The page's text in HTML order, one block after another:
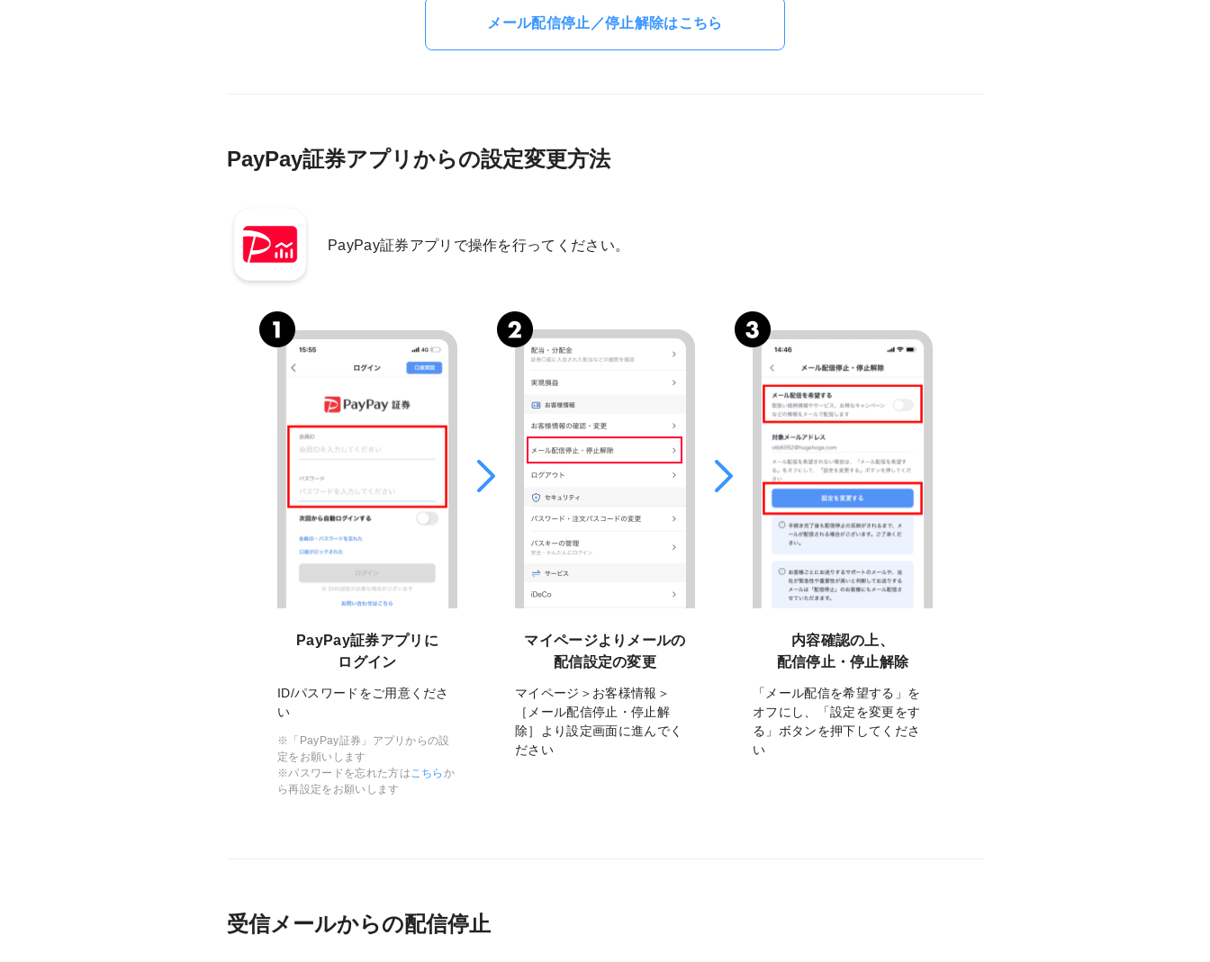
メール配信停止／停止解除はこちら
PayPay証券アプリからの設定変更方法
PayPay証券アプリで操作を行ってください。
PayPay証券アプリに
ログイン
ID/パスワードをご用意くださ
い
※「PayPay証券」アプリからの設
定をお願いします
※パスワードを忘れた方はこちら か
ら再設定をお願いします
マイページよりメールの
配信設定の変更
マイページ＞お客様情報＞
［メール配信停止・停止解
除］より設定画面に進んでく
ださい
内容確認の上、
配信停止・停止解除
「メール配信を希望する」を
オフにし、「設定を変更をす
る」ボタンを押下してくださ
い
受信メールからの配信停止